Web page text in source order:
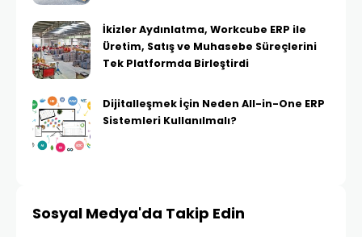
İkizler Aydınlatma, Workcube ERP ile
Üretim, Satış ve Muhasebe Süreçlerini
Tek Platformda Birleştirdi
Dijitalleşmek İçin Neden All-in-One ERP
Sistemleri Kullanılmalı?
Sosyal Medya'da Takip Edin